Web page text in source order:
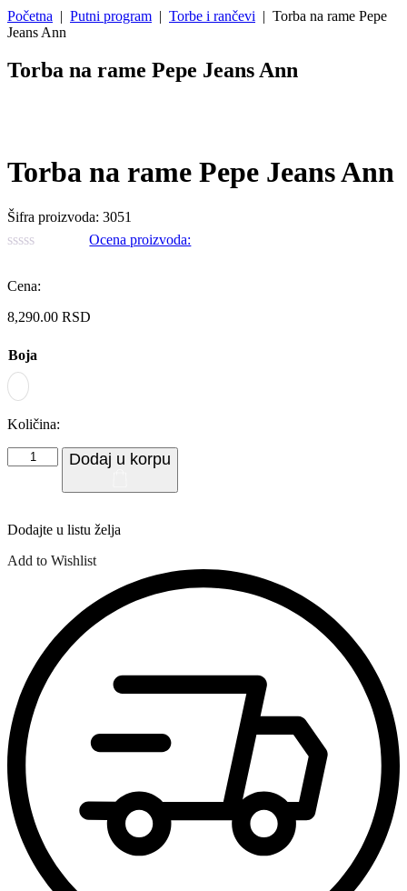
Početna | Putni program | Torbe i rančevi | Torba na rame Pepe
Jeans Ann
Torba na rame Pepe Jeans Ann
Torba na rame Pepe Jeans Ann
Šifra proizvoda: 3051
Ocena proizvoda:
Cena:
8,290.00 RSD
Boja
Količina:
Torba
na
Ann
količina
Dodaj u korpu
Dodajte u listu želja
Add to Wishlist